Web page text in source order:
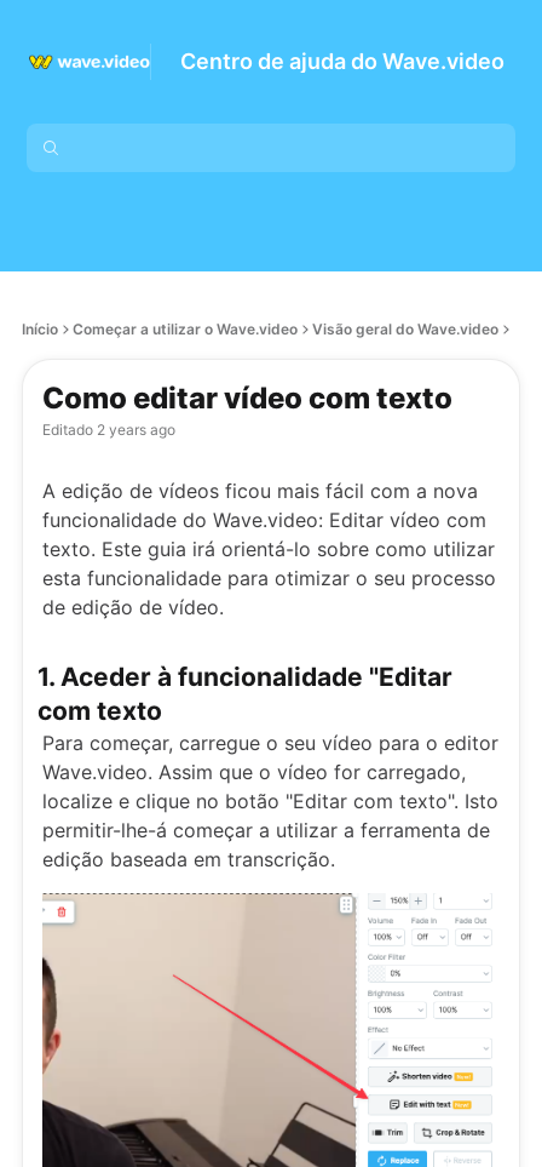
Centro de ajuda do Wave.video
Início Começar a utilizar o Wave.video Visão geral do Wave.video
Como editar vídeo com texto
Editado 2 years ago
A edição de vídeos ficou mais fácil com a nova
funcionalidade do Wave.video: Editar vídeo com
texto. Este guia irá orientá-lo sobre como utilizar
esta funcionalidade para otimizar o seu processo
de edição de vídeo.
1. Aceder à funcionalidade "Editar
com texto
Para começar, carregue o seu vídeo para o editor
Wave.video. Assim que o vídeo for carregado,
localize e clique no botão "Editar com texto". Isto
permitir-lhe-á começar a utilizar a ferramenta de
edição baseada em transcrição.